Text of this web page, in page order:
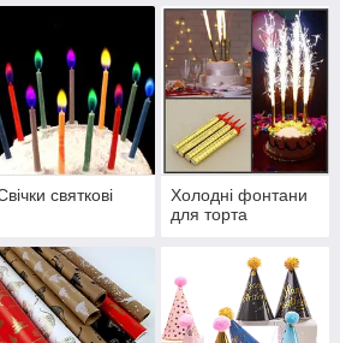
святкові
Холодні фонтани
для торта